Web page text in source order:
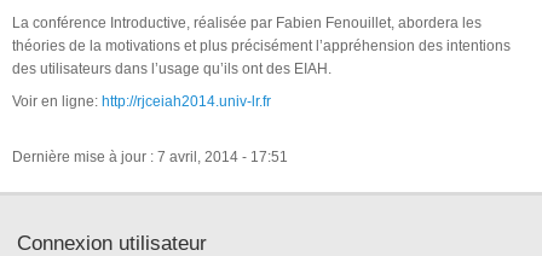
La conférence Introductive, réalisée par Fabien Fenouillet, abordera les
théories de la motivations et plus précisément l’appréhension des intentions
des utilisateurs dans l’usage qu’ils ont des EIAH.
Voir en ligne: http://rjceiah2014.univ-lr.fr
Dernière mise à jour : 7 avril, 2014 - 17:51
Connexion utilisateur